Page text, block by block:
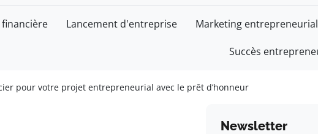
Lancement d'entreprise Marketing entrepreneurial
Succès
pour votre projet entrepreneurial avec le prêt d’honneur
Newsletter